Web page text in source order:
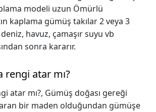
modeli uzun Ömürlü
kaplama gümüş takılar 2 veya 3
havuz, çamaşır suyu vb
sonra kararır.
rengi atar mı?
atar mı?, Gümüş doğası gereği
bir maden olduğundan gümüşe